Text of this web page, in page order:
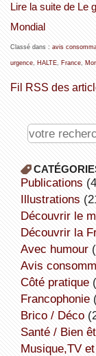
Lire la suite de Le
Mondial
Classé dans : avis
urgence, HALTE, France,
Fil RSS des
publications
illustrations
découvrir le
découvrir la
avec humour
avis
côté pratique
Francophonie
Brico / Déco
Santé / Bien
Musique,TV